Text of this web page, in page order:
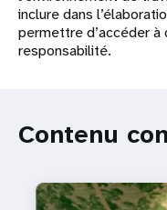
inclure dans
permettre d’accéder à
responsabilité.
Contenu